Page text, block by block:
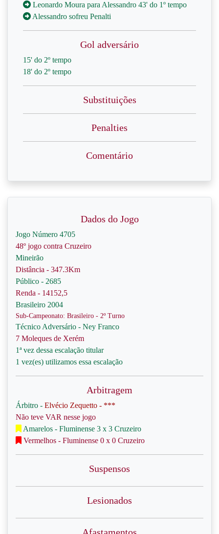
Leonardo Moura para Alessandro 43' do 1º tempo
Alessandro sofreu Penalti
Gol adversário
15' do 2º tempo
18' do 2º tempo
Substituições
Penalties
Comentário
Dados do Jogo
Jogo Número 4705
48º jogo contra Cruzeiro
Mineirão
Distância - 347.3Km
Público - 2685
Renda - 14152,5
Brasileiro 2004
Sub-Campeonato: Brasileiro - 2º Turno
Técnico Adversário - Ney Franco
7 Moleques de Xerém
1ª vez dessa escalação titular
1 vez(es) utilizamos essa escalação
Arbitragem
Árbitro - Elvécio Zequetto - ***
Não teve VAR nesse jogo
Amarelos - Fluminense 3 x 3 Cruzeiro
Vermelhos - Fluminense 0 x 0 Cruzeiro
Suspensos
Lesionados